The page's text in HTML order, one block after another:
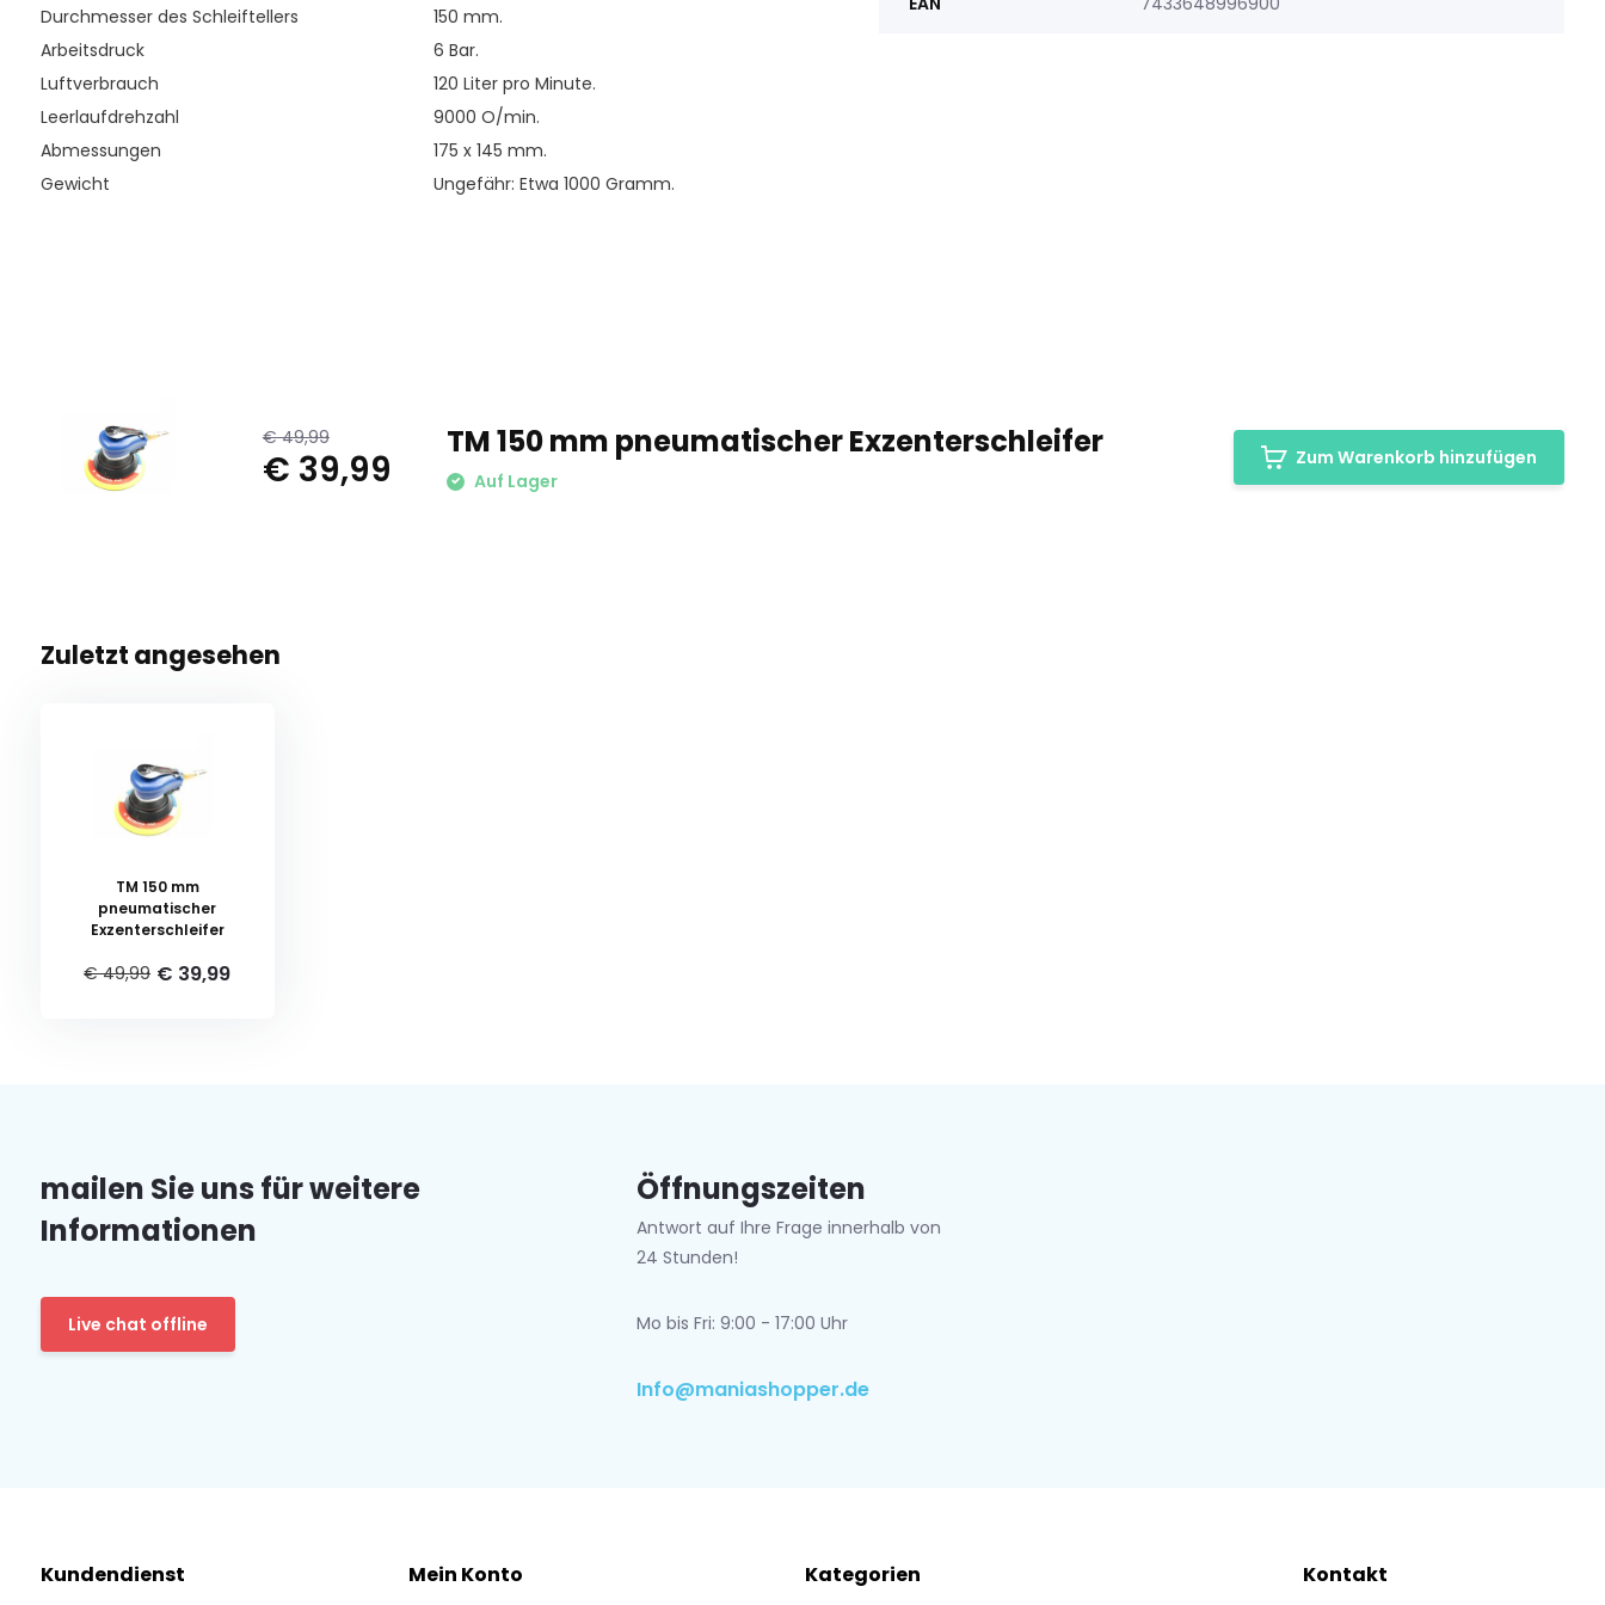
Durchmesser des Schleiftellers
150 mm.
Arbeitsdruck
6 Bar.
Luftverbrauch
120 Liter pro Minute.
Leerlaufdrehzahl
9000 O/min.
Abmessungen
175 x 145 mm.
Gewicht
Ungefähr: Etwa 1000 Gramm.
€ 49,99
€ 39,99
TM 150 mm pneumatischer Exzenterschleifer
Auf Lager
Zum Warenkorb hinzufügen
Zuletzt angesehen
TM 150 mm
pneumatischer
Exzenterschleifer
€ 49,99 € 39,99
mailen Sie uns für weitere
Informationen
Live chat offline
Öffnungszeiten
Antwort auf Ihre Frage innerhalb von
24 Stunden!
Mo bis Fri: 9:00 - 17:00 Uhr
Info@maniashopper.de
Kundendienst Mein Konto Kategorien Kontakt